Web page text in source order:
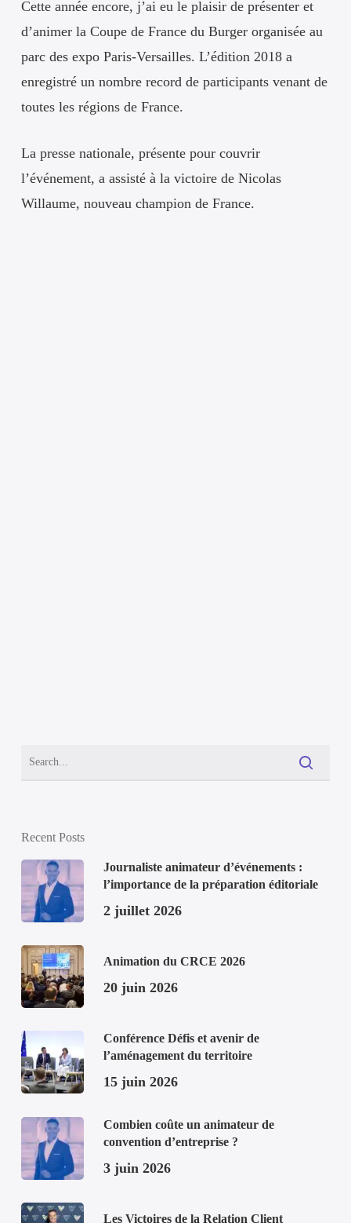
Cette année encore, j’ai eu le plaisir de présenter et
d’animer la Coupe de France du Burger organisée au
parc des expo Paris-Versailles. L’édition 2018 a
enregistré un nombre record de participants venant de
toutes les régions de France.
La presse nationale, présente pour couvrir
l’événement, a assisté à la victoire de Nicolas
Willaume, nouveau champion de France.
Recent Posts
Journaliste animateur d’événements :
l’importance de la préparation éditoriale
2 juillet 2026
Animation du CRCE 2026
20 juin 2026
Conférence Défis et avenir de
l’aménagement du territoire
15 juin 2026
Combien coûte un animateur de
convention d’entreprise ?
3 juin 2026
Les Victoires de la Relation Client